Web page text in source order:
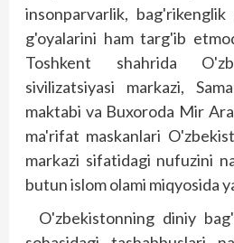
insonparvarlik,
g'oyalarini ham targ'ib
Toshkent shahrida
sivilizatsiyasi markazi,
maktabi va Buxoroda Mir
ma'rifat maskanlari
markazi sifatidagi nufuzini
butun islom olami miqyosida
O'zbekistonning diniy